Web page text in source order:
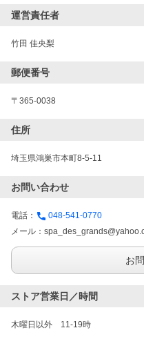
運営責任者
竹田 佳央梨
郵便番号
〒365-0038
住所
埼玉県鴻巣市本町8-5-11
お問い合わせ
電話：
048-541-0770
メール：
お
ストア営業日／時間
木曜日以外　11-19時